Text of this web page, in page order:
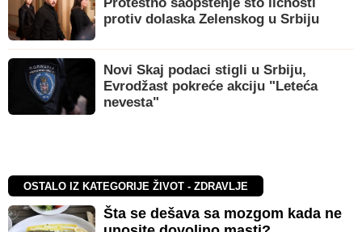
protiv dolaska Zelenskog u Srbiju
Novi Skaj podaci stigli u Srbiju,
Evrodžast pokreće akciju "Leteća
nevesta"
OSTALO IZ KATEGORIJE ŽIVOT - ZDRAVLJE
Šta se dešava sa mozgom kada ne